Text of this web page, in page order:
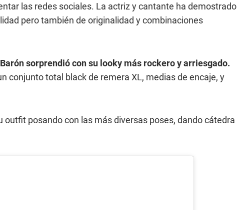
las redes sociales. La actriz y cantante ha demostrado
pero también de originalidad y combinaciones
sorprendió con su looky más rockero y arriesgado.
conjunto total black de remera XL, medias de encaje, y
posando con las más diversas poses, dando cátedra